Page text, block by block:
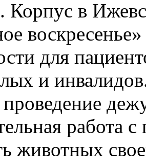
Корпус в
для
и
работа
животных